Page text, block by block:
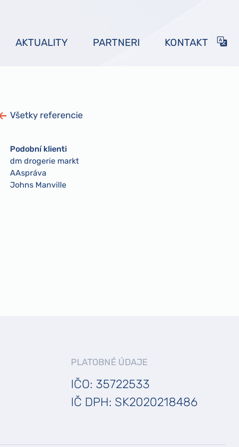
AKTUALITY PARTNERI KONTAKT
Všetky referencie
Podobní klienti
dm drogerie markt
AAspráva
Johns Manville
PLATOBNÉ ÚDAJE
IČO: 35722533
IČ DPH: SK2020218486